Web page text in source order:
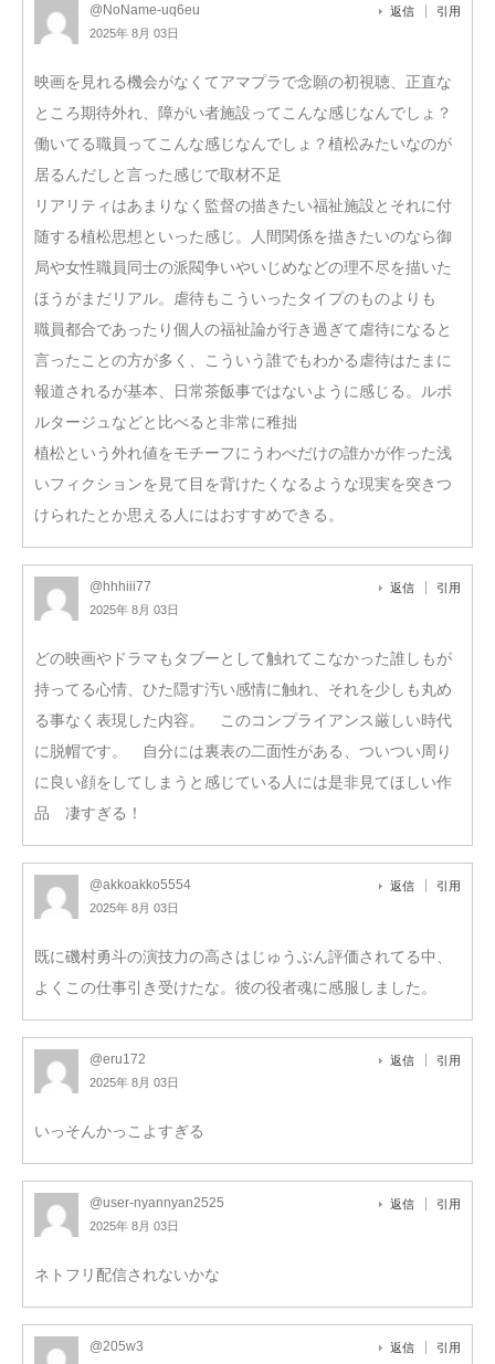
@NoName-uq6eu
2025年 8月 03日
返信 引用
映画を見れる機会がなくてアマプラで念願の初視聴、正直な
ところ期待外れ、障がい者施設ってこんな感じなんでしょ？
働いてる職員ってこんな感じなんでしょ？植松みたいなのが
居るんだしと言った感じで取材不足
リアリティはあまりなく監督の描きたい福祉施設とそれに付
随する植松思想といった感じ。人間関係を描きたいのなら御
局や女性職員同士の派閥争いやいじめなどの理不尽を描いた
ほうがまだリアル。虐待もこういったタイプのものよりも
職員都合であったり個人の福祉論が行き過ぎて虐待になると
言ったことの方が多く、こういう誰でもわかる虐待はたまに
報道されるが基本、日常茶飯事ではないように感じる。ルポ
ルタージュなどと比べると非常に稚拙
植松という外れ値をモチーフにうわべだけの誰かが作った浅
いフィクションを見て目を背けたくなるような現実を突きつ
けられたとか思える人にはおすすめできる。
@hhhiii77
2025年 8月 03日
返信 引用
どの映画やドラマもタブーとして触れてこなかった誰しもが
持ってる心情、ひた隠す汚い感情に触れ、それを少しも丸め
る事なく表現した内容。 このコンプライアンス厳しい時代
に脱帽です。 自分には裏表の二面性がある、ついつい周り
に良い顔をしてしまうと感じている人には是非見てほしい作
品 凄すぎる！
@akkoakko5554
2025年 8月 03日
返信 引用
既に磯村勇斗の演技力の高さはじゅうぶん評価されてる中、
よくこの仕事引き受けたな。彼の役者魂に感服しました。
@eru172
2025年 8月 03日
返信 引用
いっそんかっこよすぎる
@user-nyannyan2525
2025年 8月 03日
返信 引用
ネトフリ配信されないかな
@205w3 返信 引用